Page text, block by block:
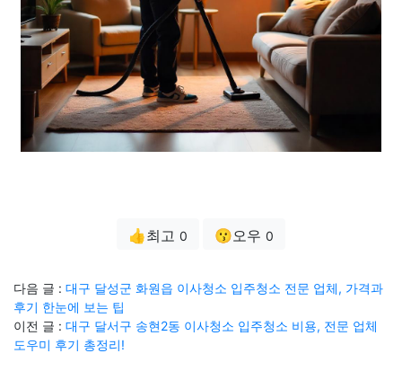
👍최고 0 😗오우 0
다음 글 : 대구 달성군 화원읍 이사청소 입주청소 전문 업체, 가격과
후기 한눈에 보는 팁
이전 글 : 대구 달서구 송현2동 이사청소 입주청소 비용, 전문 업체
도우미 후기 총정리!